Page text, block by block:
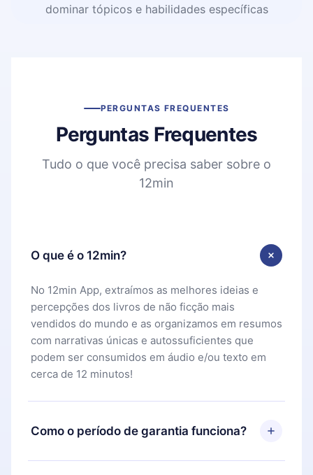
dominar tópicos e habilidades específicas
PERGUNTAS FREQUENTES
Perguntas Frequentes
Tudo o que você precisa saber sobre o
12min
O que é o 12min?
No 12min App, extraímos as melhores ideias e
percepções dos livros de não ficção mais
vendidos do mundo e as organizamos em resumos
com narrativas únicas e autossuficientes que
podem ser consumidos em áudio e/ou texto em
cerca de 12 minutos!
Como o período de garantia funciona?
Você pode baixar nosso aplicativo e começar a